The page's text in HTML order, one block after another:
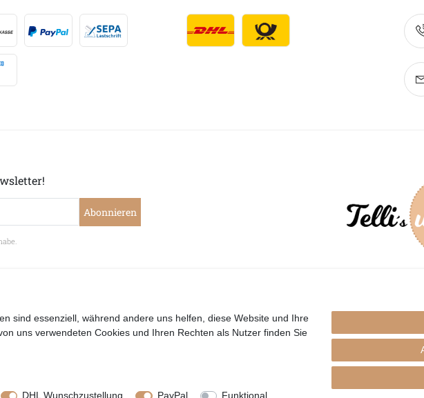
Abonnieren
widerrufen | Widerrufsrecht | Datenschutzerklärung | AGB Impressum
sind essenziell, während andere uns helfen, diese Website und Ihre
uns verwendeten Cookies und Ihren Rechten als Nutzer finden Sie
DHL Wunschzustellung PayPal Funktional